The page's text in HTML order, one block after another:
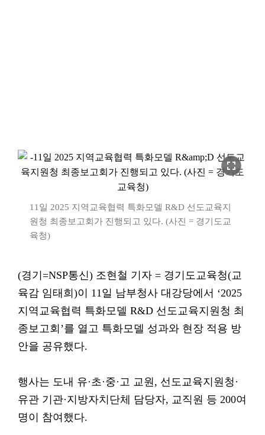
fullscreen
11일 2025 지역교육협력 특화모델 R&D 선도교육지
원청 최종보고회가 진행되고 있다. (사진 = 경기도교
육청)
(경기=NSP통신) 조현철 기자 = 경기도교육청(교
육감 임태희)이 11일 남부청사 대강당에서 ‘2025
지역교육협력 특화모델 R&D 선도교육지원청 최
종보고회’를 열고 특화모델 성과와 현장 적용 방
안을 공유했다.
행사는 도내 유·초·중·고 교원, 선도교육지원청·
유관 기관·지방자치단체 담당자, 교직원 등 200여
명이 참여했다.